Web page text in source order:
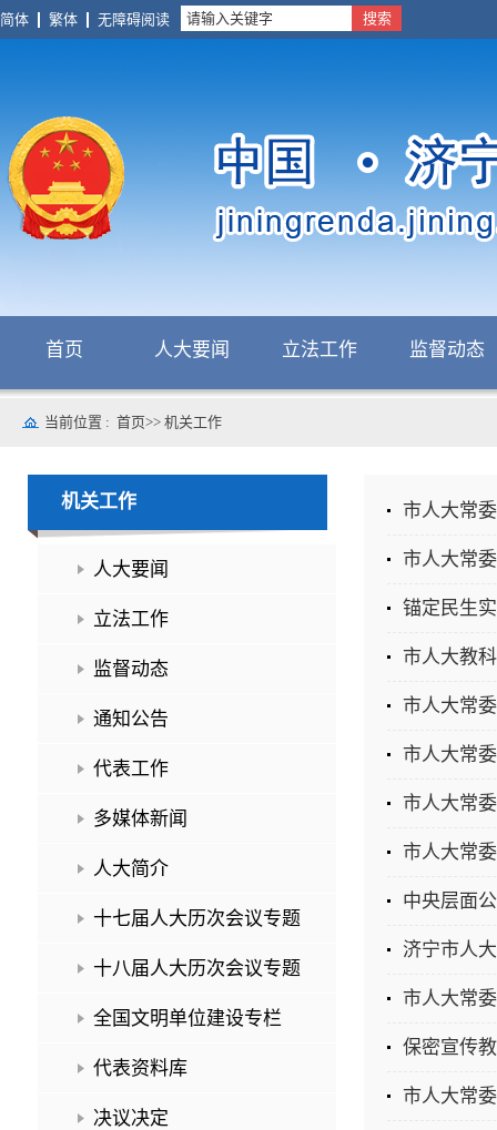
简体 繁体 无障碍阅读 搜索
首页 人大要闻 立法工作 监督动态
当前位置 : 首页>> 机关工作
机关工作
人大要闻
立法工作
监督动态
通知公告
代表工作
多媒体新闻
人大简介
十七届人大历次会议专题
十八届人大历次会议专题
全国文明单位建设专栏
代表资料库
决议决定
市人大常
市人大常
锚定民生
市人大教
市人大常
市人大常
市人大常
市人大常
中央层面
济宁市人
保密宣传
市人大常